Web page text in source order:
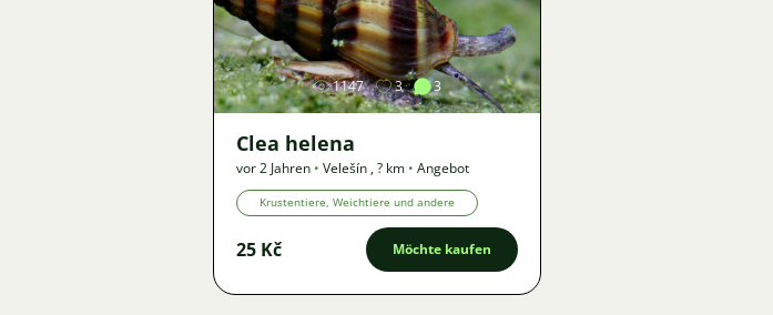
Bild
1147 3 3
Clea helena
vor 2 Jahren • Velešín ,? km • Angebot
Krustentiere, Weichtiere und andere
25 Kč Möchte kaufen